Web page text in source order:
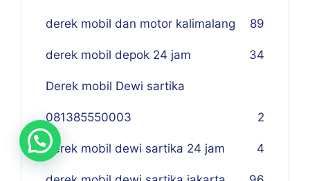
derek mobil dan motor kalimalang 89
derek mobil depok 24 jam 34
Derek mobil Dewi sartika
081385550003 2
derek mobil dewi sartika 24 jam 4